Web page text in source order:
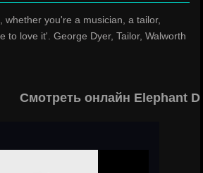
whether you're a musician, a tailor,
to love it'. George Dyer, Tailor, Walworth
Смотреть онлайн Elephant